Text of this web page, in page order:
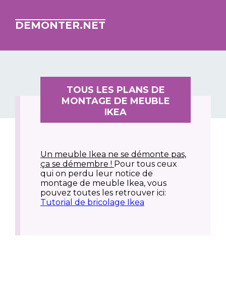
DEMONTER.NET
TOUS LES PLANS DE
MONTAGE DE MEUBLE
IKEA
Un meuble Ikea ne se démonte pas,
ça se démembre ! Pour tous ceux
qui on perdu leur notice de
montage de meuble Ikea, vous
pouvez toutes les retrouver ici:
Tutorial de bricolage Ikea